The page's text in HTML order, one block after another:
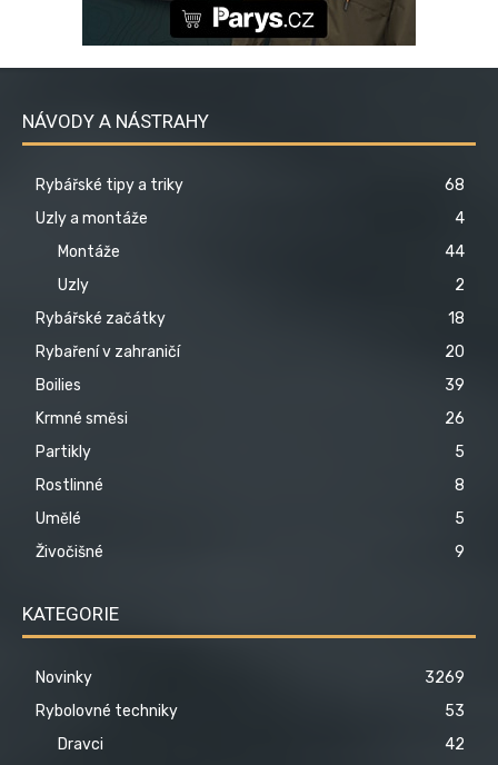
NÁVODY A NÁSTRAHY
Rybářské tipy a triky
68
Uzly a montáže
4
Montáže
44
Uzly
2
Rybářské začátky
18
Rybaření v zahraničí
20
Boilies
39
Krmné směsi
26
Partikly
5
Rostlinné
8
Umělé
5
Živočišné
9
KATEGORIE
Novinky
3269
Rybolovné techniky
53
Dravci
42